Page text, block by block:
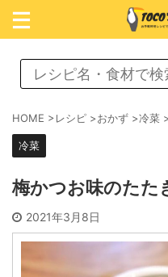
レシピ検索
HOME >レシピ >おかず >冷菜
冷菜
梅かつお味のたた
2021年3月8日